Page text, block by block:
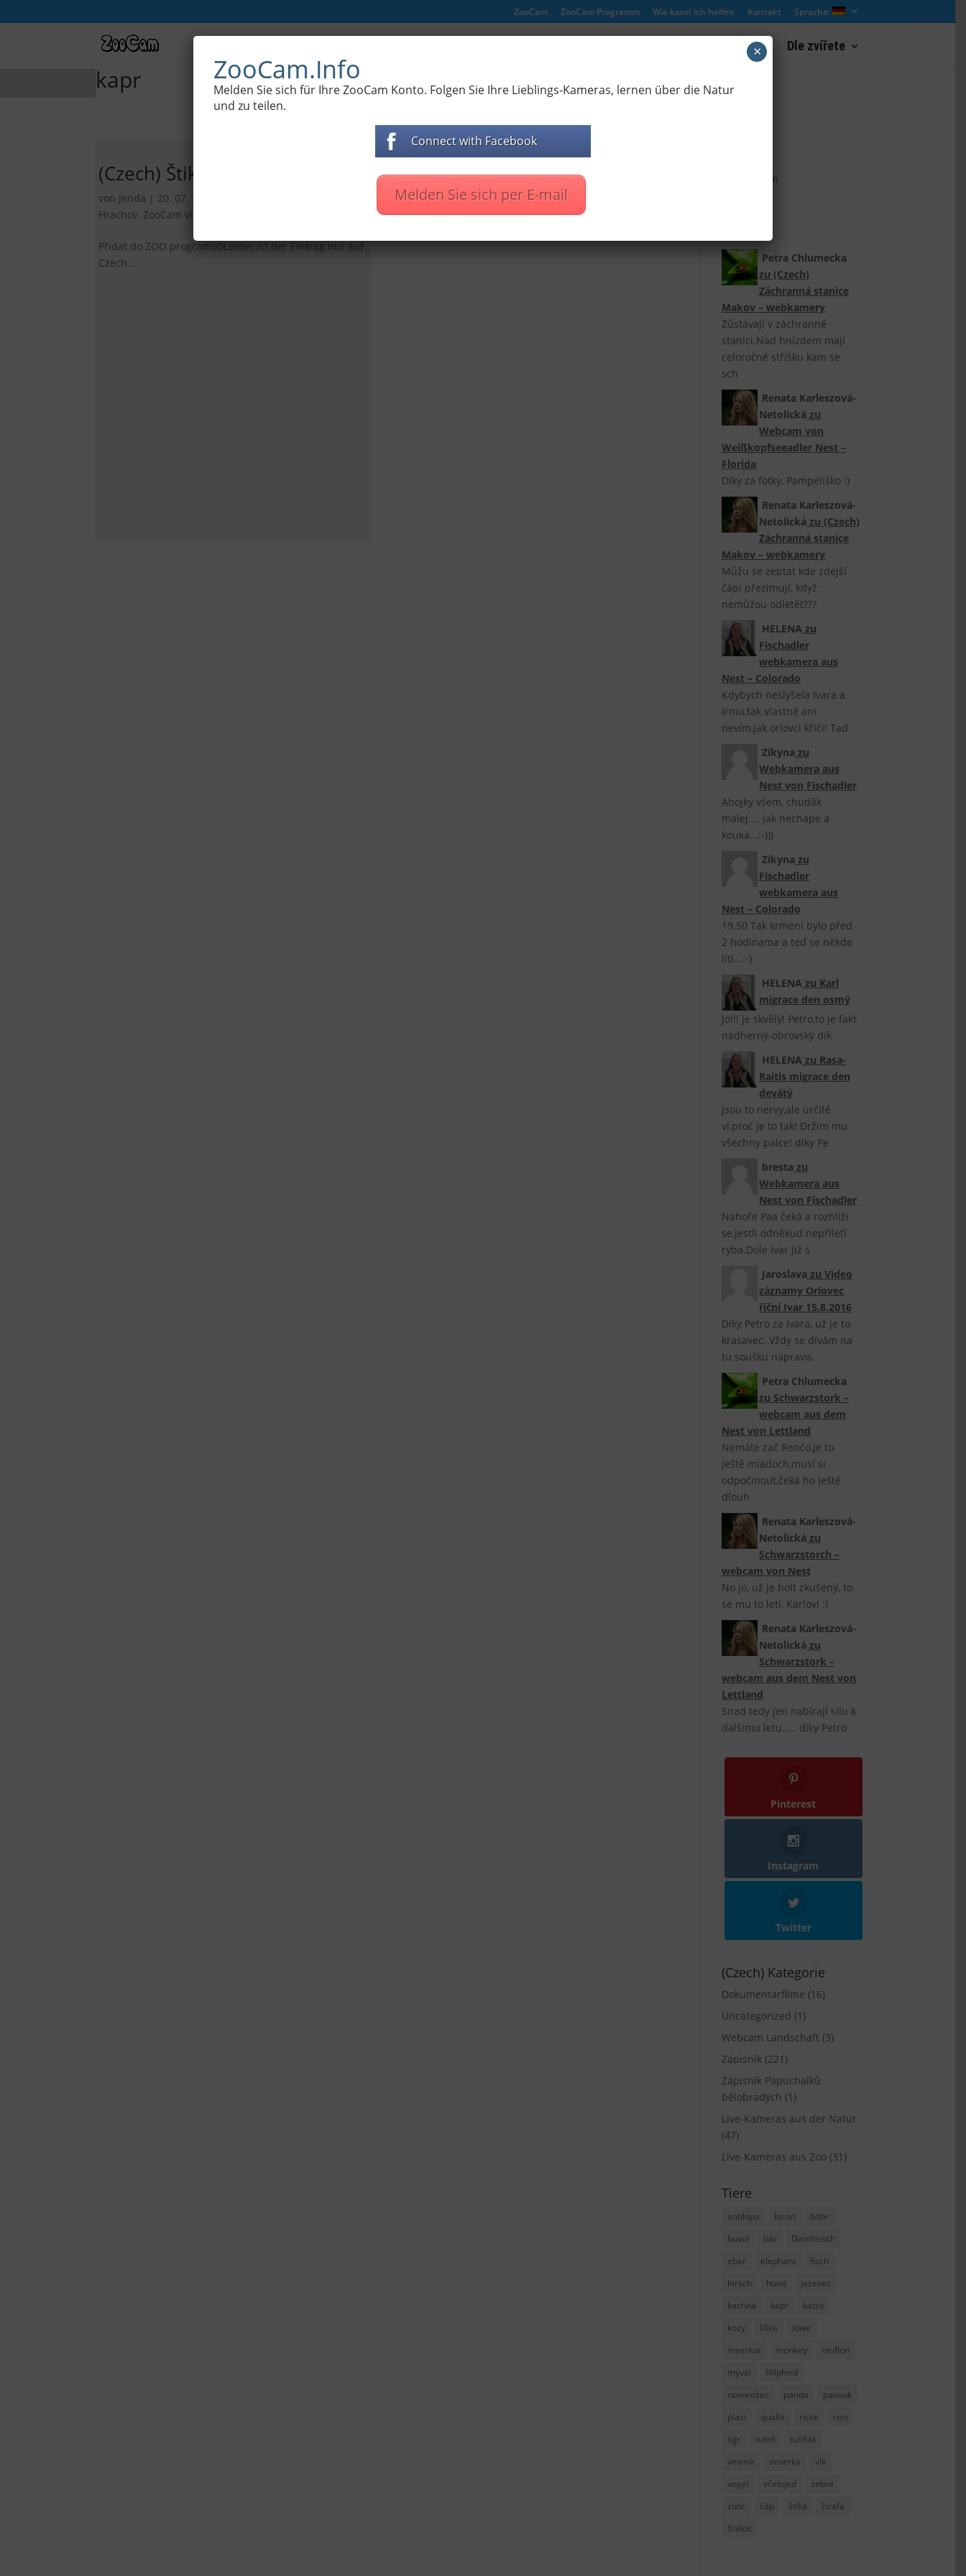
ZooCam ZooCam Programm Wie kann ich helfen Kontakt Sprache:
Webcam Landschaft Dle zvířete
kapr
(Czech) Štiky, kapr, lín
von Jenda | 20. 07. 2016
Hrachov, ZooCam videa
Přidat do ZOO programu0Leider ist der Eintrag nur auf
Czech...
ZooCam
Petra Chlumecka
zu (Czech)
Záchranná stanice
Makov – webkamery
Zůstávají v záchranné
stanici.Nad hnízdem mají
celoročně stříšku kam se
sch
Renata Karleszová-
Netolická zu
Webcam von
Weißkopfseeadler Nest –
Florida
Díky za fotky, Pampeliško :)
Renata Karleszová-
Netolická zu (Czech)
Záchranná stanice
Makov – webkamery
Můžu se zeptat kde zdejší
čápi přezimují, když
nemůžou odletět???
HELENA zu
Fischadler
webkamera aus
Nest – Colorado
Kdybych neslyšela Ivara a
Irmu,tak vlastně ani
nevím,jak orlovci křičí! Tad
Zikyna zu
Webkamera aus
Nest von Fischadler
Ahojky všem, chudák
malej.... jak nechápe a
kouká...:-)))
Zikyna zu
Fischadler
webkamera aus
Nest – Colorado
19.50 Tak krmení bylo před
2 hodinama a teď se někde
lítí...:-)
HELENA zu Karl
migrace den osmý
Jo!!! je skvělý! Petro,to je fakt
nádherný-obrovský dík
HELENA zu Rasa-
Raitis migrace den
devátý
Jsou to nervy,ale určitě
ví,proč je to tak! Držím mu
všechny palce! díky Pe
bresta zu
Webkamera aus
Nest von Fischadler
Nahoře Paa čeká a rozhlíží
se,jestli odněkud nepřiletí
ryba.Dole Ivar již s
Jaroslava zuVideo
záznamy Orlovec
říční Ivar 15.8.2016
Díky Petro za Ivara, už je to
krasavec. Vždy se dívám na
tu soušku napravo,
Petra Chlumecka
zu Schwarzstork –
webcam aus dem
Nest von Lettland
Nemáte zač Renčo,je to
ještě mlaďoch,musí si
odpočinout,čeká ho ještě
dlouh
Renata Karleszová-
Netolická zu
Schwarzstorch –
webcam von Nest
No jo, už je holt zkušený, to
se mu to letí, Karlovi :)
Renata Karleszová-
Netolická zu
Schwarzstork –
webcam aus dem Nest von
Lettland
Snad tedy jen nabírají sílu k
dalšímu letu..... díky Petro
Pinterest
Instagram
Twitter
(Czech) Kategorie
Dokumentarfilme (16)
Uncategorized (1)
Webcam Landschaft (3)
Zápisník (221)
Zápisník Papuchalků
bělobradých (1)
Live-Kameras aus der Natur
(47)
Live-Kameras aus Zoo (31)
Tiere
antilopa bison
bobr
buvol
bär
Damhirsch
eber
elephant
fisch
hirsch
hund
jezevec
kachna
kapr
katze
kozy
liška
löwe
meerkat
monkey
muflon
mýval
Nilpferd
nosorožec
panda
pavouk
plazi
qualle ricke
ries
tigr
tuleň
tučňák
vesmír
veverka
vlk
vogel
včelojed
zebra
zubr
čáp štika
žirafa
žralok
ZooCam.Info
Melden Sie sich für Ihre ZooCam Konto. Folgen Sie Ihre Lieblings-Kameras, lernen über die Natur
und zu teilen.
Connect with Facebook
Melden Sie sich per E-mail
×